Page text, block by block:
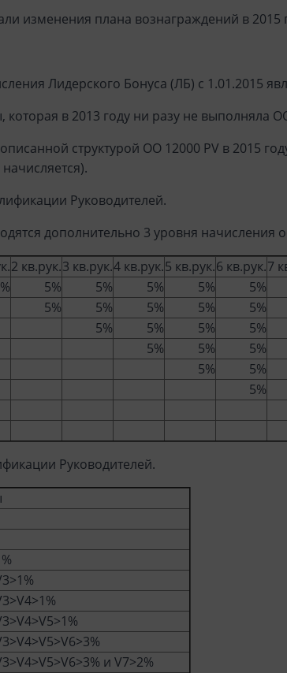
изменения плана вознаграждений в 2015
Лидерского Бонуса (ЛБ) с 1.01.2015
которая в 2013 году ни разу не выполняла
структурой ОО 12000 PV в 2015
Руководителей.
дополнительно 3 уровня
2 кв.рук.3 кв.рук.4 кв.рук.5 кв.рук.6 кв.рук.7
5% 5% 5% 5% 5%
5% 5% 5% 5% 5%
5% 5% 5% 5%
5% 5% 5%
5% 5%
5%
Руководителей.
и V7>2%